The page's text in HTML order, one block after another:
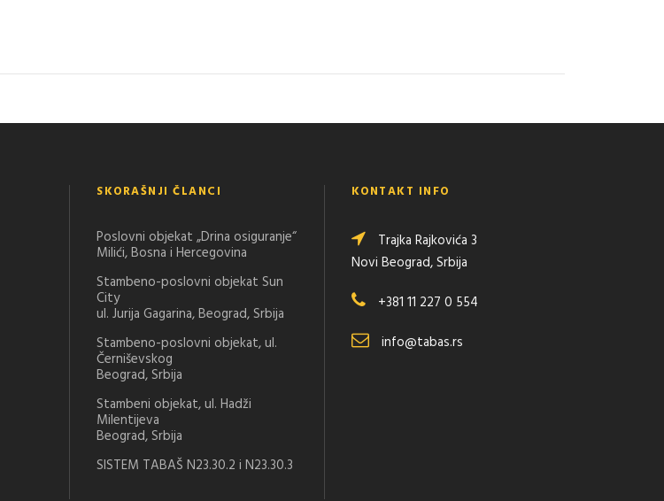
SKORAŠNJI ČLANCI
Poslovni objekat „Drina osiguranje“
Milići, Bosna i Hercegovina
Stambeno-poslovni objekat Sun
City
ul. Jurija Gagarina, Beograd, Srbija
Stambeno-poslovni objekat, ul.
Černiševskog
Beograd, Srbija
Stambeni objekat, ul. Hadži
Milentijeva
Beograd, Srbija
SISTEM TABAŠ N23.30.2 i N23.30.3
KONTAKT INFO
Trajka Rajkovića 3
Novi Beograd, Srbija
+381 11 227 0 554
info@tabas.rs